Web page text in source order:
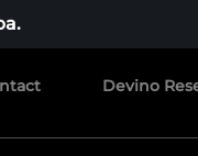
Devino